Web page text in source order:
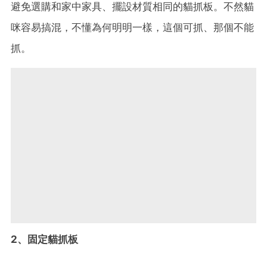
避免選購和家中家具、擺設材質相同的貓抓板。不然貓
咪容易搞混，不懂為何明明一樣，這個可抓、那個不能
抓。
2、固定貓抓板